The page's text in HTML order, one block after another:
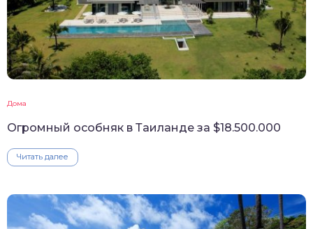
Дома
Огромный особняк в Таиланде за $18.500.000
Читать далее